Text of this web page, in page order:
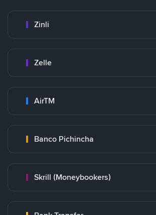
Zinli
Zelle
AirTM
Banco Pichincha
Skrill (Moneybookers)